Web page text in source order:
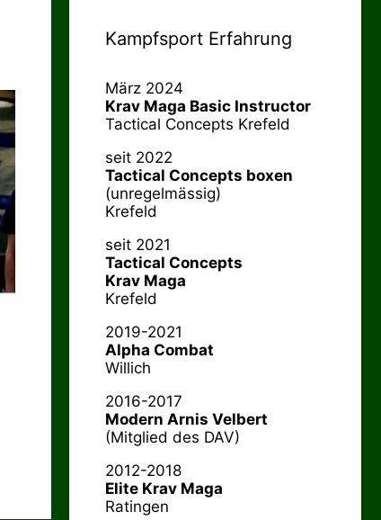
Kampfsport Erfahrung
März 2024
Krav Maga Basic Instructor
Tactical Concepts Krefeld
seit 2022
Tactical Concepts boxen
(unregelmässig)
Krefeld
seit 2021
Tactical Concepts
Krav Maga
Krefeld
2019-2021
Alpha Combat
Willich
2016-2017
Modern Arnis Velbert
(Mitglied des DAV)
2012-2018
Elite Krav Maga
Ratingen